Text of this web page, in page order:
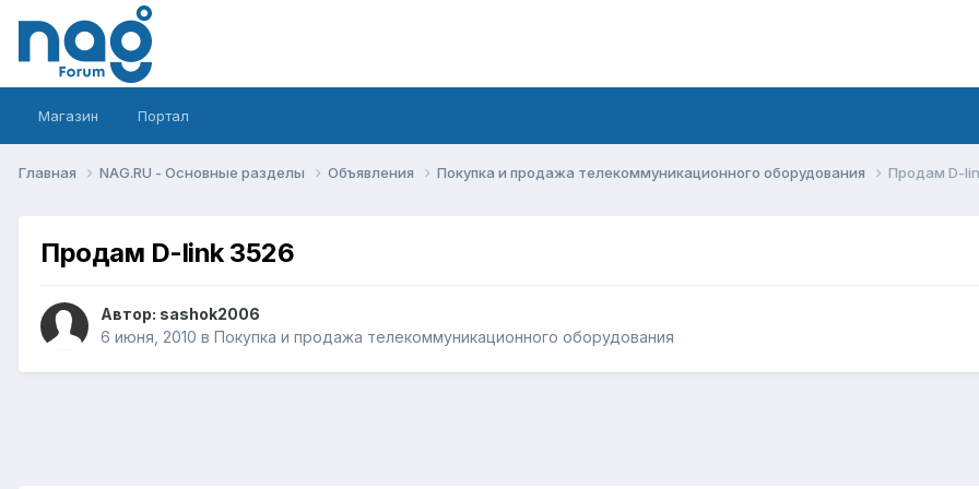
Магазин Портал
Главная NAG.RU - Основные разделы Объявления Покупка и продажа телекоммуникационного оборудования Продам D-
Продам D-link 3526
Автор: sashok2006
6 июня, 2010 в Покупка и продажа телекоммуникационного оборудования